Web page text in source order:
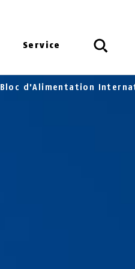
Service
Bloc d'Alimentation